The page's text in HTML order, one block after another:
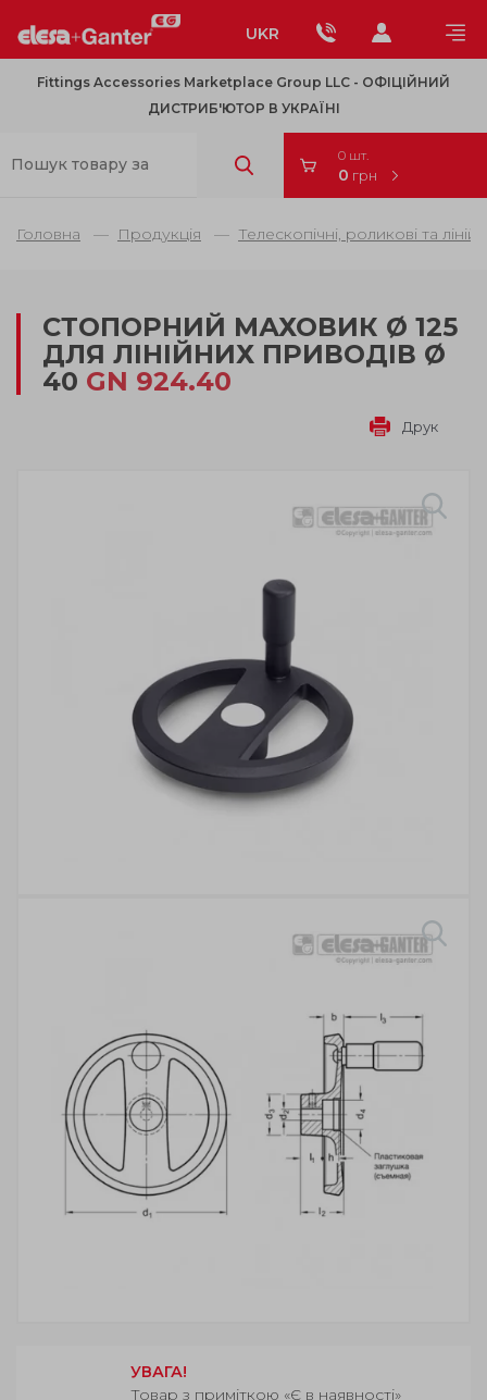
UKR
Fittings Accessories Marketplace Group LLC - OФІЦІЙНИЙ
ДИСТРИБ'ЮТОР В УКРАЇНІ
0 шт.
0 грн
Головна Продукція Телескопічні, роликові та
СТОПОРНИЙ МАХОВИК Ø 125
ДЛЯ ЛІНІЙНИХ ПРИВОДІВ Ø
40 GN 924.40
Друк
УВАГА!
Товар з приміткою «Є в наявності»